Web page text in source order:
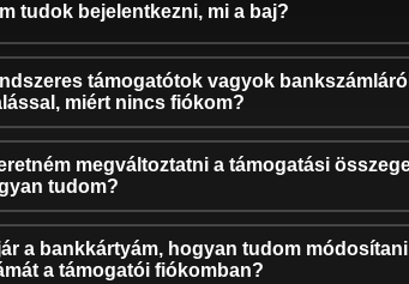
tudok bejelentkezni, mi a baj?
támogatótok vagyok bankszámláról
miért nincs fiókom?
megváltoztatni a támogatási
tudom?
a bankkártyám, hogyan tudom
a támogatói fiókomban?